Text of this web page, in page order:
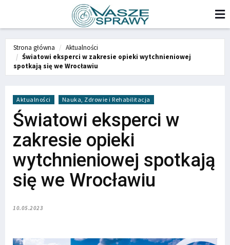
Strona główna
Aktualności
Światowi eksperci w zakresie opieki wytchnieniowej
spotkają się we Wrocławiu
Aktualności Nauka, Zdrowie i Rehabilitacja
Światowi eksperci w
zakresie opieki
wytchnieniowej spotkają
się we Wrocławiu
10.05.2023